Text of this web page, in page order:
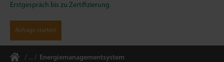
Erstgespräch bis zu Zertifizierung
Anfrage starten!
Energiemanagementsystem